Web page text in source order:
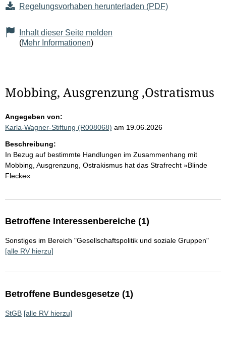
Regelungsvorhaben herunterladen (PDF)
Inhalt dieser Seite melden
(Mehr Informationen)
Mobbing, Ausgrenzung ,Ostratismus
Angegeben von:
Karla-Wagner-Stiftung (R008068) am 19.06.2026
Beschreibung:
In Bezug auf bestimmte Handlungen im Zusammenhang mit
Mobbing, Ausgrenzung, Ostrakismus hat das Strafrecht »Blinde
Flecke«
Betroffene Interessenbereiche (1)
Sonstiges im Bereich "Gesellschaftspolitik und soziale Gruppen"
[alle RV hierzu]
Betroffene Bundesgesetze (1)
StGB [alle RV hierzu]